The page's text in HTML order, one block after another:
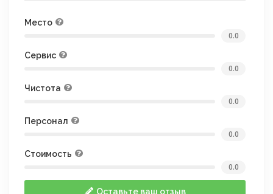
Место
0.0
Сервис
0.0
Чистота
0.0
Персонал
0.0
Стоимость
0.0
Оставьте ваш отзыв